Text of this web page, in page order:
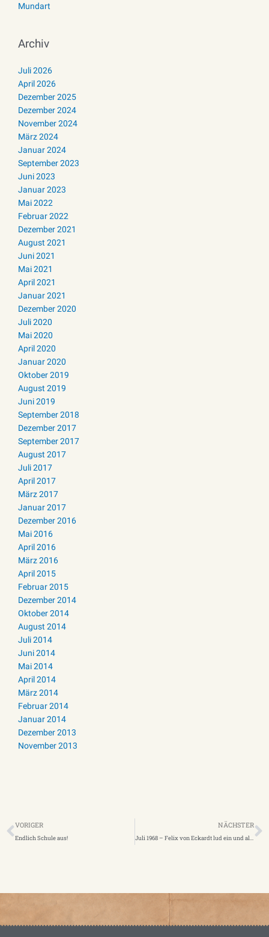
Mundart
Archiv
Juli 2026
April 2026
Dezember 2025
Dezember 2024
November 2024
März 2024
Januar 2024
September 2023
Juni 2023
Januar 2023
Mai 2022
Februar 2022
Dezember 2021
August 2021
Juni 2021
Mai 2021
April 2021
Januar 2021
Dezember 2020
Juli 2020
Mai 2020
April 2020
Januar 2020
Oktober 2019
August 2019
Juni 2019
September 2018
Dezember 2017
September 2017
August 2017
Juli 2017
April 2017
März 2017
Januar 2017
Dezember 2016
Mai 2016
April 2016
März 2016
April 2015
Februar 2015
Dezember 2014
Oktober 2014
August 2014
Juli 2014
Juni 2014
Mai 2014
April 2014
März 2014
Februar 2014
Januar 2014
Dezember 2013
November 2013
Zurück
VORIGER
Endlich Schule aus!
NÄCHSTER
Juli 1968 – Felix von Eckardt lud ein und alle kamen